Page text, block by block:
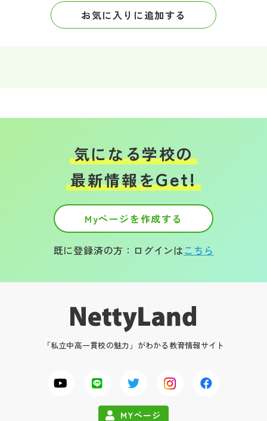
お気に入りに追加する
気になる学校の
最新情報をGet!
Myページを作成する
既に登録済の方：ログインはこちら
「私立中高一貫校の魅力」がわかる教育情報サイト
MYページ